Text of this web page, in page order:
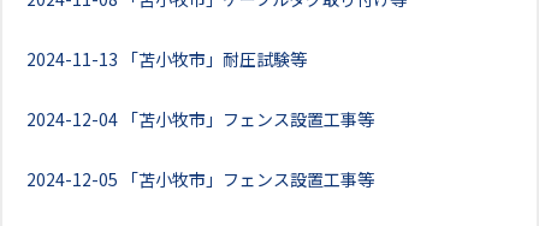
2024-11-13 「苫小牧市」耐圧試験等
2024-12-04 「苫小牧市」フェンス設置工事等
2024-12-05 「苫小牧市」フェンス設置工事等